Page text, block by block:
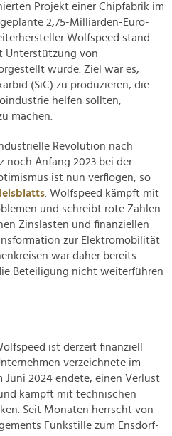
Projekt einer Chipfabrik im
2,75-Milliarden-Euro-
Wolfspeed stand
Unterstützung von
wurde. Ziel war es,
(SiC) zu produzieren, die
helfen sollten,
machen.
Revolution nach
noch Anfang 2023 bei der
ist nun verflogen, so
. Wolfspeed kämpft mit
und schreibt rote Zahlen.
Zinslasten und finanziellen
zur Elektromobilität
war daher bereits
Beteiligung nicht weiterführen
ist derzeit finanziell
verzeichnete im
Juni 2024 endete, einen Verlust
kämpft mit technischen
Seit Monaten herrscht von
Funkstille zum Ensdorf-